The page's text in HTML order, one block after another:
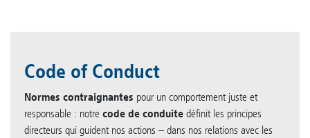
Code of Conduct
Normes contraignantes pour un comportement juste et
responsable : notre code de conduite définit les principes
directeurs qui guident nos actions – dans nos relations avec les